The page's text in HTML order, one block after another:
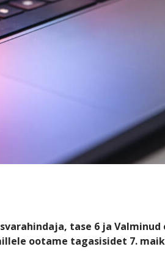
tase 6 ja
ootame tagasisidet 7.